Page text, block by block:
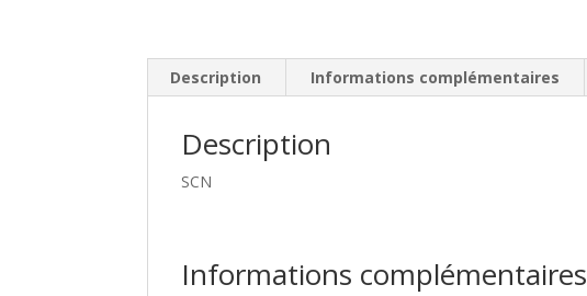
Description Informations complémentaires
Description
SCN
Informations complémentaires